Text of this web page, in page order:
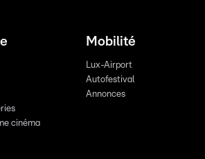
cinéma
Mobilité
Lux-Airport
Autofestival
Annonces